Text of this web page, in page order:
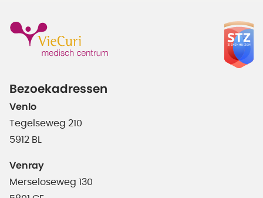
Bezoekadressen
Venlo
Tegelseweg 210
5912 BL
Venray
Merseloseweg 130